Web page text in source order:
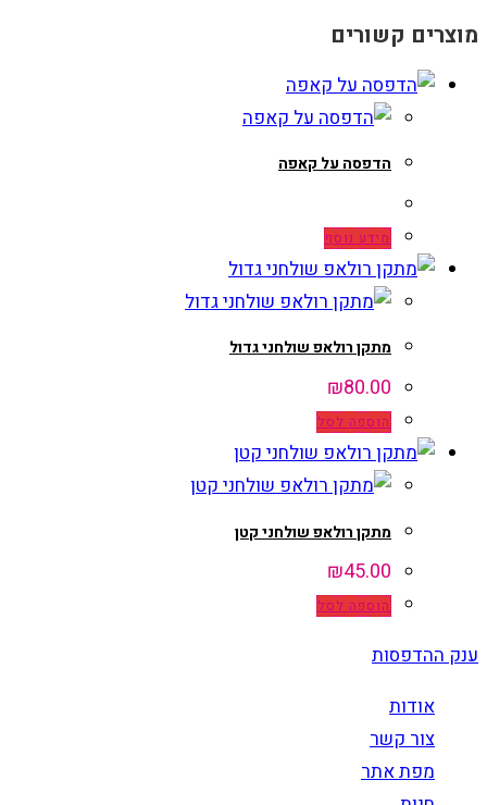
מוצרים קשורים
הדפסה על קאפה
מידע נוסף
מתקן רולאפ שולחני גדול
₪80.00
הוספה לסל
מתקן רולאפ שולחני קטן
₪45.00
הוספה לסל
ענק ההדפסות
אודות
צור קשר
מפת אתר